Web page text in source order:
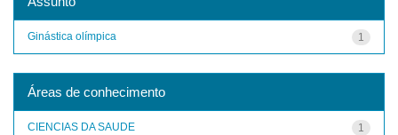
1
Ginástica olímpica
Áreas de conhecimento
1
CIENCIAS DA SAUDE